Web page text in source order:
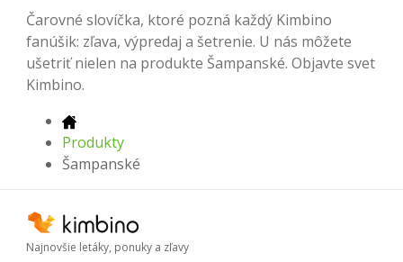
Čarovné slovíčka, ktoré pozná každý Kimbino
fanúšik: zľava, výpredaj a šetrenie. U nás môžete
ušetriť nielen na produkte Šampanské. Objavte svet
Kimbino.
Produkty
Šampanské
Najnovšie letáky, ponuky a zľavy